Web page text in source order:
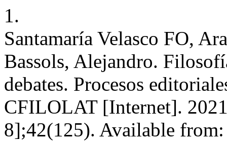
1.
Santamaría Velasco FO,
Bassols, Alejandro.
debates. Procesos
CFILOLAT [Internet].
8];42(125). Available from: